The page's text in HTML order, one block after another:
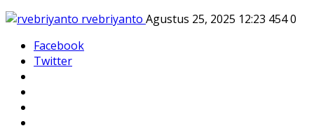
rvebriyanto Agustus 25, 2025 12:23 4540
Facebook
Twitter